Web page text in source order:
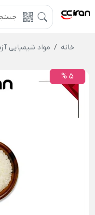
خانه مواد شیمیایی
5 %